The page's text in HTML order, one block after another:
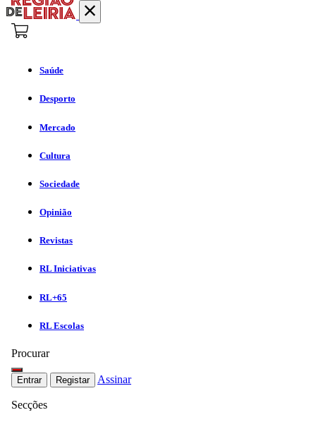
Saúde
Desporto
Mercado
Cultura
Sociedade
Opinião
Revistas
RL Iniciativas
RL+65
RL Escolas
Procurar
Entrar Registar Assinar
Secções